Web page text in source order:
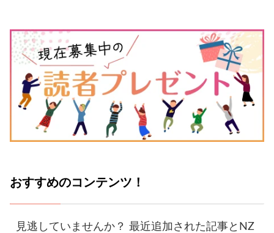
おすすめのコンテンツ！
見逃していませんか？ 最近追加された記事とNZ